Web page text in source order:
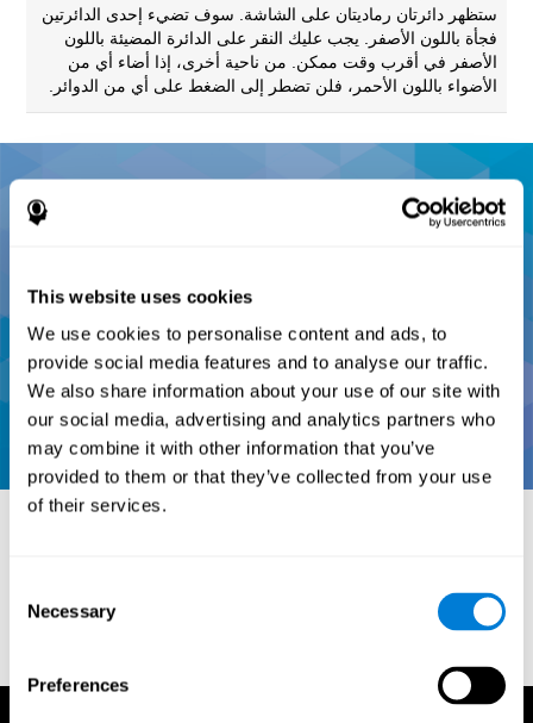
This website uses cookies
We use cookies to personalise content and ads, to
provide social media features and to analyse our traffic.
We also share information about your use of our site with
our social media, advertising and analytics partners who
may combine it with other information that you’ve
provided to them or that they’ve collected from your use
of their services.
Selection
Necessary
Preferences
ستظهر دائرتان رماديتان على الشاشة. سوف تضيء إحدى الدائرتين
فجأة باللون الأصفر. يجب عليك النقر على الدائرة المضيئة باللون
الأصفر في أقرب وقت ممكن. من ناحية أخرى، إذا أضاء أي من
الأضواء باللون الأحمر، فلن تضطر إلى الضغط على أي من الدوائر.
Conners, C. K (1989). Manual for Conners’ rating scales. North